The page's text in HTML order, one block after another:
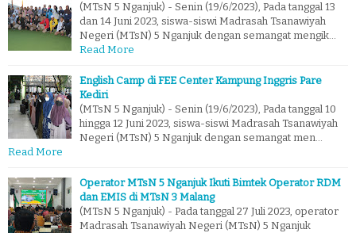
(MTsN 5 Nganjuk) - Senin (19/6/2023), Pada tanggal 13
dan 14 Juni 2023, siswa-siswi Madrasah Tsanawiyah
Negeri (MTsN) 5 Nganjuk dengan semangat mengik…
Read More
English Camp di FEE Center Kampung Inggris Pare
Kediri
(MTsN 5 Nganjuk) - Senin (19/6/2023), Pada tanggal 10
hingga 12 Juni 2023, siswa-siswi Madrasah Tsanawiyah
Negeri (MTsN) 5 Nganjuk dengan semangat men…
Read More
Operator MTsN 5 Nganjuk Ikuti Bimtek Operator RDM
dan EMIS di MTsN 3 Malang
(MTsN 5 Nganjuk) - Pada tanggal 27 Juli 2023, operator
Madrasah Tsanawiyah Negeri (MTsN) 5 Nganjuk